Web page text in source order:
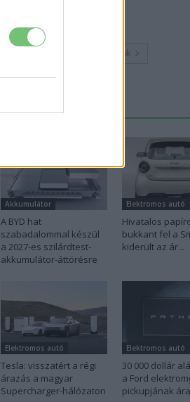
Továbbiak
Akkumulátor
A BYD hat
szabadalommal készül
a 2027-es szilárdtest-
akkumulátor-áttörésre
Elektromos autó
Hivatalos
bukkant fel a
kiderült az ár...
Elektromos autó
Tesla: visszatért a régi
árazás a magyar
Supercharger-hálózaton
Elektromos autó
30 000 dollár
a Ford
pickupjának